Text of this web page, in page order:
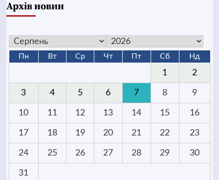
Архів новин
Пн Вт Ср Чт Пт Сб Нд
1 2
3 4 5 6 7 8 9
10 11 12 13 14 15 16
17 18 19 20 21 22 23
24 25 26 27 28 29 30
31